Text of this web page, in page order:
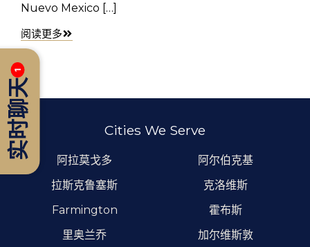
Nuevo Mexico […]
阅读更多
Cities We Serve
阿拉莫戈多
阿尔伯克基
拉斯克鲁塞斯
克洛维斯
Farmington
霍布斯
里奥兰乔
加尔维斯敦
实时聊天
1